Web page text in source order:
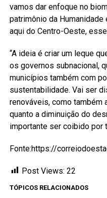
vamos dar enfoque no
patrimônio da
aqui do Centro-Oeste,
“A ideia é criar um leque
os governos subnacional,
municípios também com
sustentabilidade. Vai ser
renováveis, como também
quanto a diminuição do
importante ser coibido por
Fonte:https://
Post Views: 22
TÓPICOS RELACIONADOS